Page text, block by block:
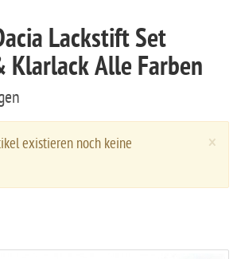
Lackstift Set
Klarlack Alle Farben
×
existieren noch keine